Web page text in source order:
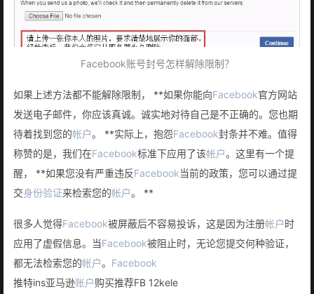
Facebook账号封号怎样解除限制？
如果上述方法都不能解除限制， **如果你能向Facebook官方网站
发送电子邮件，你应该真诚。诚实地对待自己是不正确的。您也期
待着找到您的帐户。 **实际上，抱怨Facebook封条并不难。值得
称赞的是，我们在Facebook标准下应用了该帐户。这里有一个提
醒， **如果您没有严重违反Facebook当前的政策，您可以通过提
交身份验证来检索您的帐户。 **
很多人觉得Facebook被屏蔽后不容易投诉，这是因为注册帐户时
应用了虚假信息。当Facebook被阻止时，无论您提交何种验证，
都无法检索您的帐户。 Facebook
推特ins亚马逊账户购买推荐FB 12kele